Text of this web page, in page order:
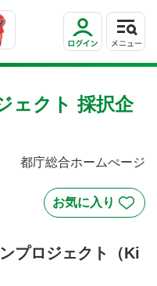
ェクト 採択企
都庁総合ホームぺージ
プロジェクト（Ki